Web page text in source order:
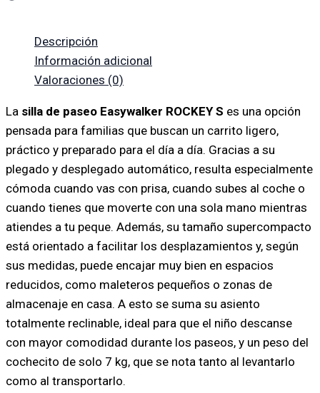
Descripción
Información adicional
Valoraciones (0)
La silla de paseo Easywalker ROCKEY S es una opción
pensada para familias que buscan un carrito ligero,
práctico y preparado para el día a día. Gracias a su
plegado y desplegado automático, resulta especialmente
cómoda cuando vas con prisa, cuando subes al coche o
cuando tienes que moverte con una sola mano mientras
atiendes a tu peque. Además, su tamaño supercompacto
está orientado a facilitar los desplazamientos y, según
sus medidas, puede encajar muy bien en espacios
reducidos, como maleteros pequeños o zonas de
almacenaje en casa. A esto se suma su asiento
totalmente reclinable, ideal para que el niño descanse
con mayor comodidad durante los paseos, y un peso del
cochecito de solo 7 kg, que se nota tanto al levantarlo
como al transportarlo.